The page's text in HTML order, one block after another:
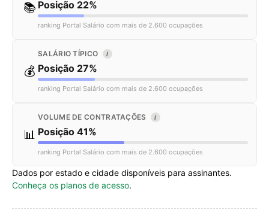
📚 Posição 22%
ranking Portal Salário com mais de 2.600 ocupações
💰
SALÁRIO TÍPICO I
Posição 27%
ranking Portal Salário com mais de 2.600 ocupações
📊
VOLUME DE CONTRATAÇÕES I
Posição 41%
ranking Portal Salário com mais de 2.600 ocupações
Dados por estado e cidade disponíveis para assinantes.
Conheça os planos de acesso.